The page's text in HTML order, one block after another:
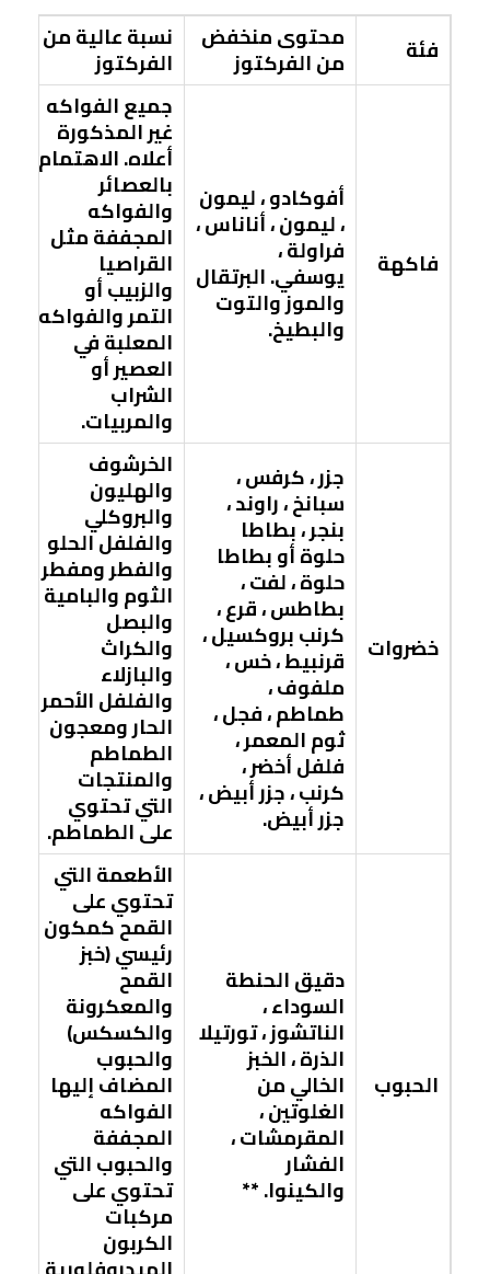
فئة
محتوى منخفض
من الفركتوز
نسبة عالية من
الفركتوز
فاكهة
أفوكادو ، ليمون
، ليمون ، أناناس ،
فراولة ،
يوسفي. البرتقال
والموز والتوت
والبطيخ.
جميع الفواكه
غير المذكورة
أعلاه. الاهتمام
بالعصائر
والفواكه
المجففة مثل
القراصيا
والزبيب أو
التمر والفواكه
المعلبة في
العصير أو
الشراب
والمربيات.
خضروات
جزر ، كرفس ،
سبانخ ، راوند ،
بنجر ، بطاطا
حلوة أو بطاطا
حلوة ، لفت ،
بطاطس ، قرع ،
كرنب بروكسيل ،
قرنبيط ، خس ،
ملفوف ،
طماطم ، فجل ،
ثوم المعمر ،
فلفل أخضر ،
كرنب ، جزر أبيض ،
جزر أبيض.
الخرشوف
والهليون
والبروكلي
والفلفل الحلو
والفطر ومفطر
الثوم والبامية
والبصل
والكراث
والبازلاء
والفلفل الأحمر
الحار ومعجون
الطماطم
والمنتجات
التي تحتوي
على الطماطم.
الحبوب
دقيق الحنطة
السوداء ،
الناتشوز ، تورتيلا
الذرة ، الخبز
الخالي من
الغلوتين ،
المقرمشات ،
الفشار
والكينوا. **
الأطعمة التي
تحتوي على
القمح كمكون
رئيسي (خبز
القمح
والمعكرونة
والكسكس)
والحبوب
المضاف إليها
الفواكه
المجففة
والحبوب التي
تحتوي على
مركبات
الكربون